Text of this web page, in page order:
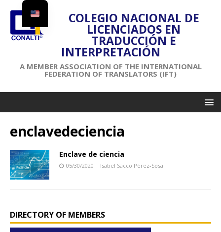
COLEGIO NACIONAL DE
LICENCIADOS EN
TRADUCCIÓN E
INTERPRETACIÓN
A MEMBER ASSOCIATION OF THE INTERNATIONAL
FEDERATION OF TRANSLATORS (IFT)
enclavedeciencia
Enclave de ciencia
05/30/2020 Isabel Sacco Pérez-Sosa
DIRECTORY OF MEMBERS